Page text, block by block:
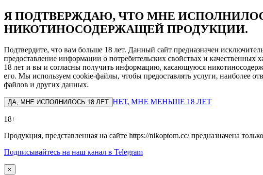
Я ПОДТВЕРЖДАЮ, ЧТО МНЕ
НИКОТИНОСОДЕРЖАЩЕЙ ПРОДУКЦИИ.
Подтвердите, что вам больше 18 лет. Данный сайт предназначен
предоставление информации о потребительских свойствах и
18 лет и вы и согласны получить информацию, касающуюся
его. Мы используем cookie-файлы, чтобы предоставлять услуги, наиболее
файлов и других данных.
ДА, МНЕ ИСПОЛНИЛОСЬ 18 ЛЕТ НЕТ, МНЕ МЕНЬШЕ 18 ЛЕТ
18+
Продукция, представленная на сайте https://nikoptom.cc/ предназначена
Подписывайтесь на наш канал в Telegram
×